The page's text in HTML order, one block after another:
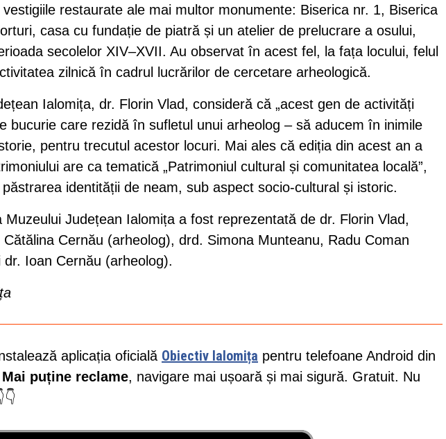
restaurate ale mai multor monumente: Biserica nr. 1, Biserica
casa cu fundație de piatră și un atelier de prelucrare a osului,
secolelor XIV–XVII. Au observat în acest fel, la fața locului, felul
zilnică în cadrul lucrărilor de cercetare arheologică.
Ialomița, dr. Florin Vlad, consideră că „acest gen de activități
bucurie care rezidă în sufletul unui arheolog – să aducem în inimile
pentru trecutul acestor locuri. Mai ales că ediția din acest an a
are ca tematică „Patrimoniul cultural și comunitatea locală”,
identității de neam, sub aspect socio-cultural și istoric.
Muzeului Județean Ialomița a fost reprezentată de dr. Florin Vlad,
Cernău (arheolog), drd. Simona Munteanu, Radu Coman
Ioan Cernău (arheolog).
aplicația oficială Obiectiv Ialomița pentru telefoane Android din
Mai puține reclame, navigare mai ușoară și mai sigură. Gratuit. Nu